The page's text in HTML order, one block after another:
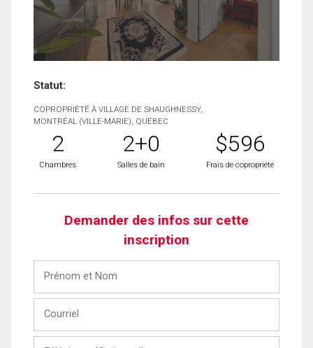
Statut:
COPROPRIÉTÉ À VILLAGE DE SHAUGHNESSY,
MONTRÉAL (VILLE-MARIE), QUÉBEC
2
Chambres
2+0
Salles de bain
$596
Frais de copropriété
Demander des infos sur cette
inscription
Nom